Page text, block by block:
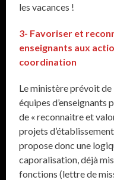
les vacances !
3- Favoriser et
enseignants aux
coordination
Le ministère prévoit
équipes d’enseignants
de « reconnaitre et
projets
propose donc une
caporalisation, déjà
fonctions (lettre de